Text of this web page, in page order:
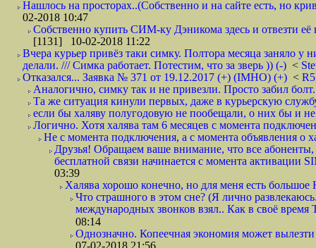
Нашлось на просторах..(Собственно и на сайте есть, но
02-2018 10:47
Собственно купить СИМ-ку Дэникома здесь и отвезти
[1131] 10-02-2018 11:22
Вчера курьер привёз таки симку. Полтора месяца заняло
делали. /// Симка работает. Потестим, что за зверь )) (-) <
Отказался... Заявка № 371 от 19.12.2017 (+) (IMHO) (+) <
Аналогично, симку так и не привезли. Просто забил
Та же ситуация кинули первых, даже в курьерскую
если бы халяву полугодовую не пообещали, о них бы и
Логично. Хотя халява там 6 месяцев с момента
Не с момента подключения, а с момента объявления о
Друзья! Обращаем ваше внимание, что все
бесплатной связи начинается с момента
03:39
Халява хорошо конечно, но для меня есть
Что страшного в этом сне? (Я лично
международных звонков взял.. Как в своё
08:14
Однозначно. Копеечная экономия может
07-02-2018 21:56